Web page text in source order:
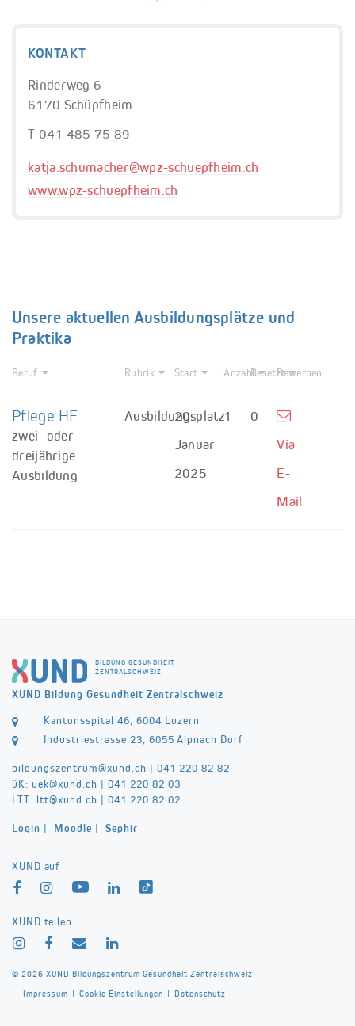
KONTAKT
Rinderweg 6
6170 Schüpfheim
T 041 485 75 89
katja.schumacher@wpz-schuepfheim.ch
www.wpz-schuepfheim.ch
Unsere aktuellen Ausbildungsplätze und
Praktika
Beruf Rubrik Start AnzahlBesetztBewerben
Pflege HF
zwei- oder
dreijährige
Ausbildung
Ausbildungsplatz
20.
Januar
2025
1
0
Via
E-
Mail
BILDUNG GESUNDHEIT
ZENTRALSCHWEIZ
XUND Bildung Gesundheit Zentralschweiz
Kantonsspital 46, 6004 Luzern
Industriestrasse 23, 6055 Alpnach Dorf
bildungszentrum@xund.ch | 041 220 82 82
üK: uek@xund.ch | 041 220 82 03
LTT: ltt@xund.ch | 041 220 82 02
Login | Moodle | Sephir
XUND auf
XUND teilen
© 2026 XUND Bildungszentrum Gesundheit Zentralschweiz
Impressum Cookie Einstellungen Datenschutz